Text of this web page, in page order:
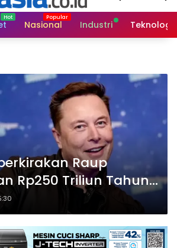
Nasional Industri Teknologi
Raup
Rp250 Triliun Tahun
Anggaran NASA di